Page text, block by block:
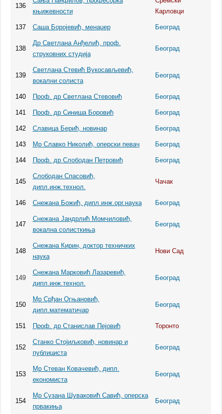
136
књижевности
Карловци
137 Саша Боројевић, менаџер Београд
138
Др Светлана Анђелић, проф.
струковних студија
Београд
139
Светлана Стевић Вукосављевић,
вокални солиста
Београд
140 Проф. др Светлана Стевовић Београд
141 Проф. др Синиша Боровић Београд
142 Славица Берић, новинар Београд
143 Мр Славко Николић, оперски певач Београд
144 Проф. др Слободан Петровић Београд
145
Слободан Спасовић,
дипл.инж.технол.
Чачак
146 Снежана Божић, дипл.инж.орг.наука Београд
147
Снежана Јандрлић Момчиловић,
вокална солисткиња
Београд
148
Снежана Кирин, доктор техничких
наука
Нови Сад
149
Снежана Марковић Лазаревић,
дипл.инж.технол.
Београд
150
Мр Срђан Огњановић,
дипл.математичар
Београд
151 Проф. др Станислав Пејовић Торонто
152
Станко Стојиљковић, новинар и
публициста
Београд
153
Мр Стеван Ковачевић, дипл.
економиста
Београд
154
Мр Сузана Шуваковић Савић, оперска
првакиња
Београд